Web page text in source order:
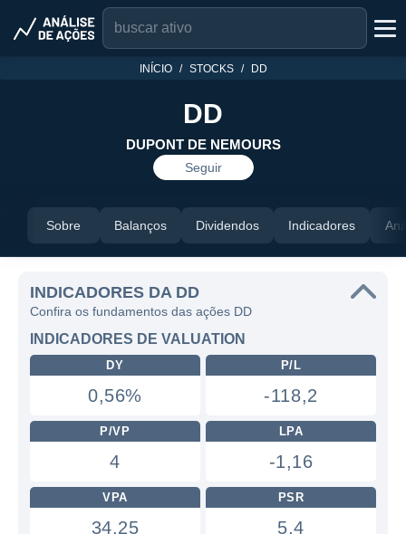
INÍCIO STOCKS DD
DD
DUPONT DE NEMOURS
Seguir
Sobre Balanços Dividendos Indicadores
INDICADORES DA DD
Confira os fundamentos das ações DD
INDICADORES DE VALUATION
DY
0,56%
P/L
-118,2
P/VP
4
LPA
-1,16
VPA
34,25
PSR
5,4